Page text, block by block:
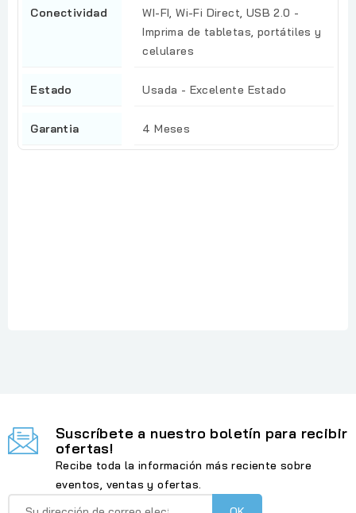
Conectividad
WI-FI, Wi-Fi Direct, USB 2.0 -
Imprima de tabletas, portátiles y
celulares
Estado Usada - Excelente Estado
Garantia 4 Meses
Suscríbete a nuestro boletín para recibir
ofertas!
Recibe toda la información más reciente sobre
eventos, ventas y ofertas.